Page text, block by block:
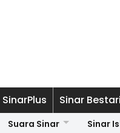
SinarPlus Sinar Bestari
Suara Sinar Sinar